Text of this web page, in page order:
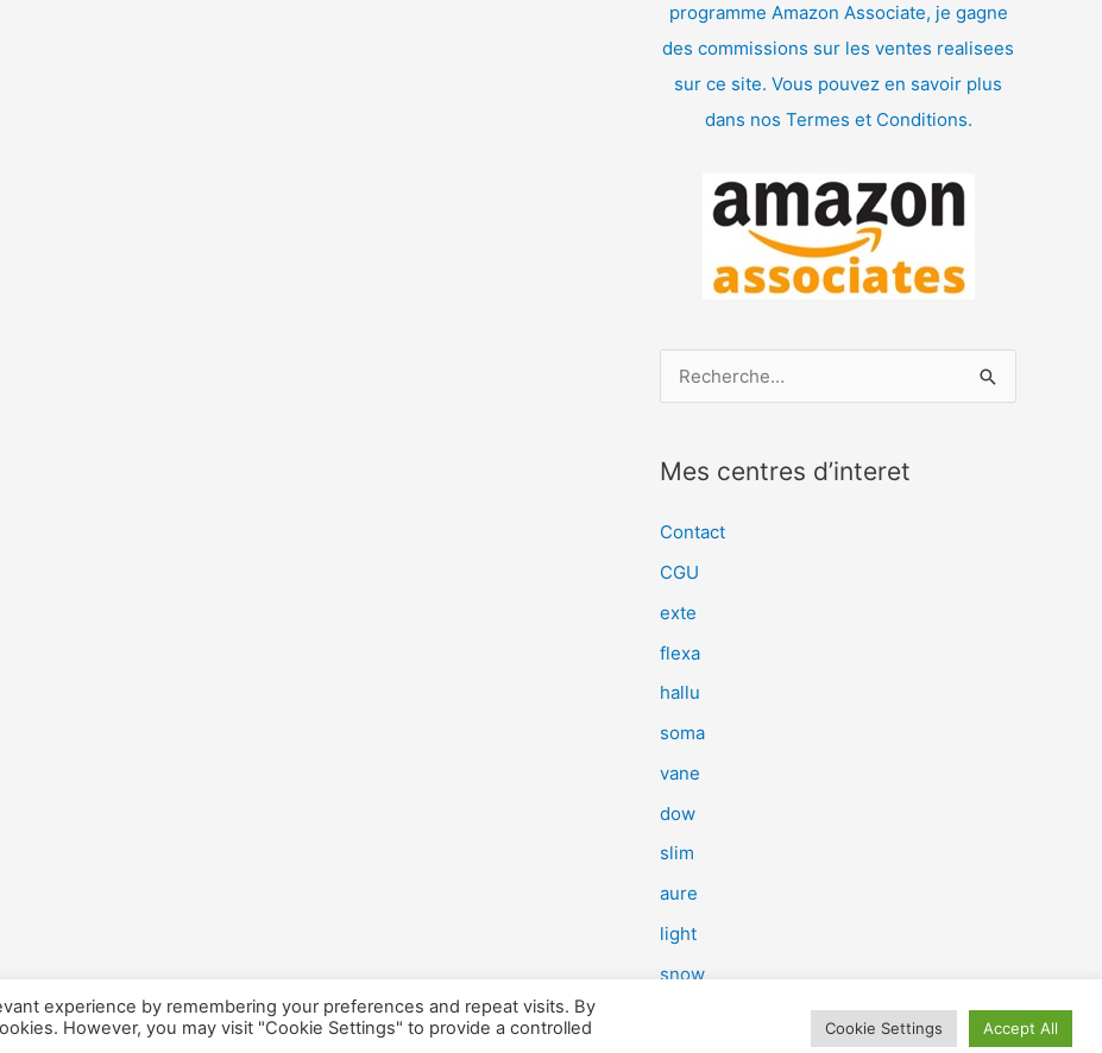
programme Amazon Associate, je gagne
des commissions sur les ventes realisees
sur ce site. Vous pouvez en savoir plus
dans nos Termes et Conditions.
e
e
r
:
Mes centres d’interet
Contact
CGU
exte
flexa
hallu
soma
vane
dow
slim
aure
light
snow
experience by remembering your preferences and repeat visits. By
However, you may visit "Cookie Settings" to provide a controlled
Cookie Settings Accept All